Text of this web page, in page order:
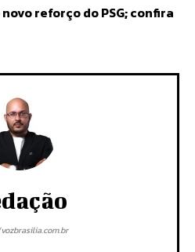
reforço do PSG; confira